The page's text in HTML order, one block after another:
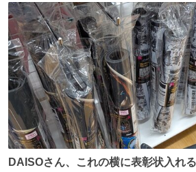
ト
数
数
DAISOさん、これの横に表彰状入れ